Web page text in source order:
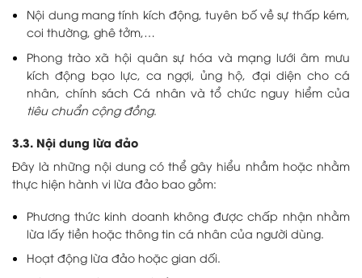
Nội dung mang tính kích động, tuyên bố về sự thấp kém,
coi thường, ghê tởm,…
Phong trào xã hội quân sự hóa và mạng lưới âm mưu
kích động bạo lực, ca ngợi, ủng hộ, đại diện cho cá
nhân, chính sách Cá nhân và tổ chức nguy hiểm của
tiêu chuẩn cộng đồng.
3.3. Nội dung lừa đảo
Đây là những nội dung có thể gây hiểu nhầm hoặc nhằm
thực hiện hành vi lừa đảo bao gồm:
Phương thức kinh doanh không được chấp nhận nhằm
lừa lấy tiền hoặc thông tin cá nhân của người dùng.
Hoạt động lừa đảo hoặc gian dối.